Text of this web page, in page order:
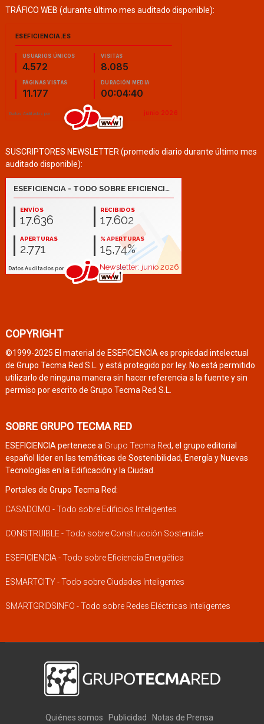
TRÁFICO WEB (durante último mes auditado disponible):
SUSCRIPTORES NEWSLETTER (promedio diario durante último mes
auditado disponible):
COPYRIGHT
©1999-2025 El material de ESEFICIENCIA es propiedad intelectual
de Grupo Tecma Red S.L. y está protegido por ley. No está permitido
utilizarlo de ninguna manera sin hacer referencia a la fuente y sin
permiso por escrito de Grupo Tecma Red S.L.
SOBRE GRUPO TECMA RED
ESEFICIENCIA pertenece a Grupo Tecma Red, el grupo editorial
español líder en las temáticas de Sostenibilidad, Energía y Nuevas
Tecnologías en la Edificación y la Ciudad.
Portales de Grupo Tecma Red:
CASADOMO - Todo sobre Edificios Inteligentes
CONSTRUIBLE - Todo sobre Construcción Sostenible
ESEFICIENCIA - Todo sobre Eficiencia Energética
ESMARTCITY - Todo sobre Ciudades Inteligentes
SMARTGRIDSINFO - Todo sobre Redes Eléctricas Inteligentes
Quiénes somos Publicidad Notas de Prensa